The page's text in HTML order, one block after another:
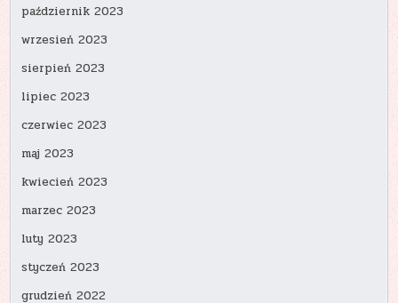
październik 2023
wrzesień 2023
sierpień 2023
lipiec 2023
czerwiec 2023
maj 2023
kwiecień 2023
marzec 2023
luty 2023
styczeń 2023
grudzień 2022